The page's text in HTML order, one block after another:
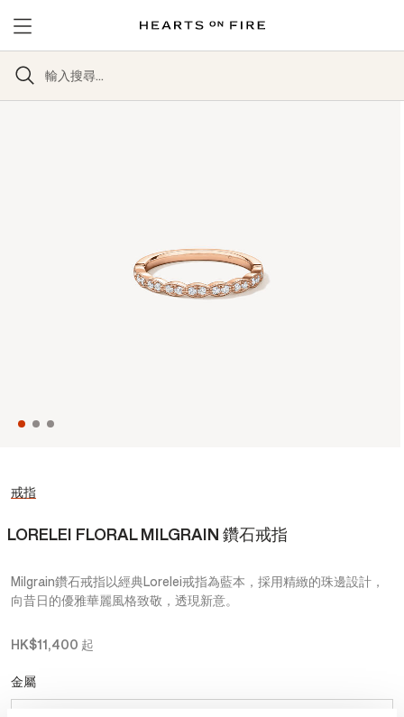
戒指
LORELEI FLORAL MILGRAIN 鑽石戒指
Milgrain鑽石戒指以經典Lorelei戒指為藍本，採用精緻的珠邊設計，
向昔日的優雅華麗風格致敬，透現新意。
HK$11,400 起
金屬